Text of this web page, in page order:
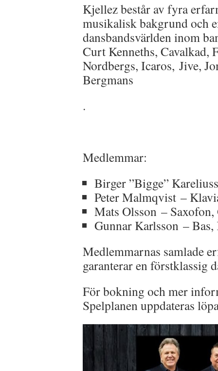
Kjellez består av fyra
musikalisk bakgrund och
dansbandsvärlden inom
Curt Kenneths, Cavalkad,
Nordbergs, Icaros, Jive,
Bergmans
.
Medlemmar:
Birger ”Bigge”
Peter Malmqvist –
Mats Olsson –
Gunnar Karlsson – Bas,
Medlemmarnas samlade
garanterar en förstklassig
För bokning och mer
Spelplanen uppdateras